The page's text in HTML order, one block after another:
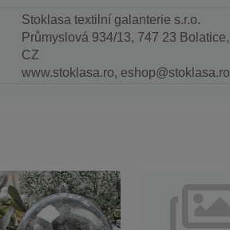
Stoklasa textilní galanterie s.r.o.
Průmyslová 934/13, 747 23 Bolatice,
CZ
www.stoklasa.ro, eshop@stoklasa.ro